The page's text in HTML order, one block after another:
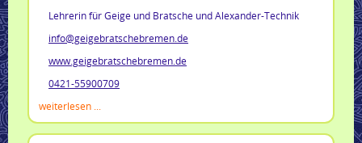
Lehrerin für Geige und Bratsche und Alexander-Technik
info@geigebratschebremen.de
www.geigebratschebremen.de
0421-55900709
weiterlesen ...